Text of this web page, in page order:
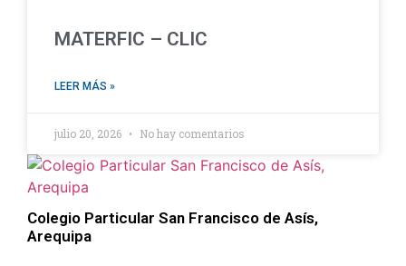
Colegio Particular San Francisco de Asís,
Arequipa
MATERFIC – CLIC
LEER MÁS »
julio 20, 2026 No hay comentarios